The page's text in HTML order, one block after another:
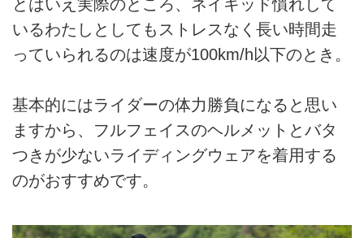
とはいえ実際のところ、ネイキッド慣れして
いるわたしとしてもストレスなく長い時間走
っていられるのは速度が100km/h以下のとき。
基本的にはライダーの体力勝負になると思い
ますから、フルフェイスのヘルメットとバタ
つきが少ないライディングウェアを着用する
のがおすすめです。